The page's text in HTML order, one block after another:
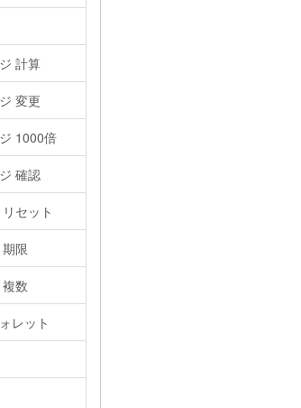
計算
変更
1000倍
確認
セット
限
数
レット